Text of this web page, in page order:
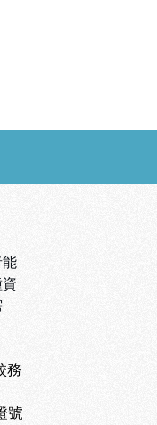
務
號